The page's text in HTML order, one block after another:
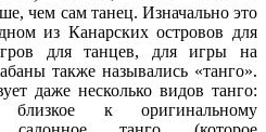
чем сам танец. Изначально это
из Канарских островов для
для танцев, для игры на
также назывались «танго».
даже несколько видов танго:
близкое к оригинальному